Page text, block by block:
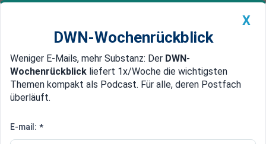
Newsticker MEIN DWN: Geldanlage Premium
Edelmetalle DWN-Magazin China
Das A und O für Gründer: Was
X
DWN-Wochenrückblick
Weniger E-Mails, mehr Substanz: Der DWN-
Wochenrückblick liefert 1x/Woche die wichtigsten
Themen kompakt als Podcast. Für alle, deren Postfach
überläuft.
E-mail: *